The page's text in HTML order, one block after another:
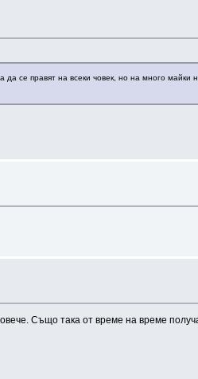
се правят на всеки човек, но на много
Също така от време на време